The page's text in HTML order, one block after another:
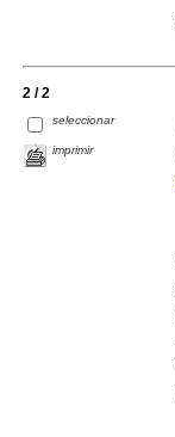
2 / 2
seleccionar
imprimir